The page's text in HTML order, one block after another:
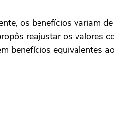
os benefícios variam
reajustar os valores
benefícios equivalentes